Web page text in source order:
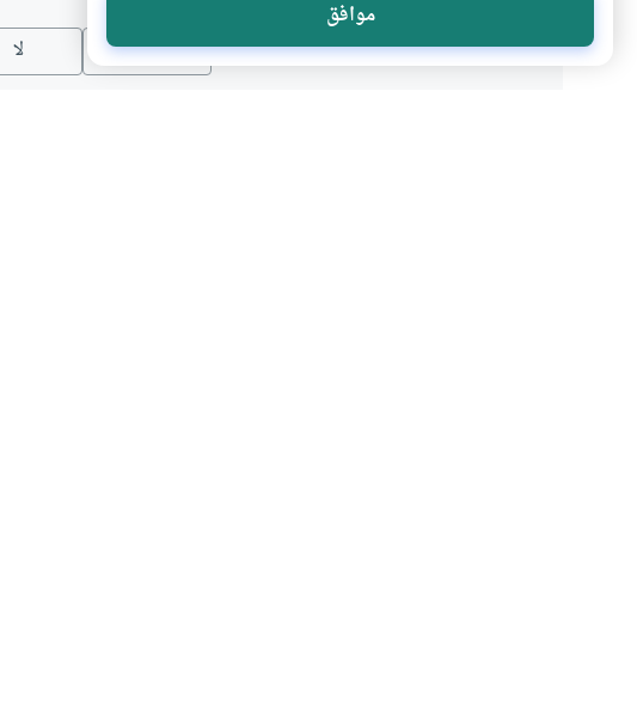
نعم لا
موافق